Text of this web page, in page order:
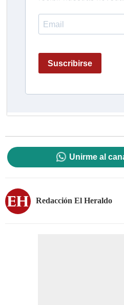
Unirme al
Redacción El Heraldo